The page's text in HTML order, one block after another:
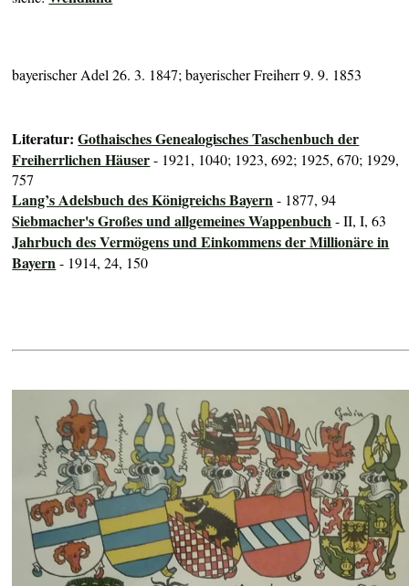
bayerischer Adel 26. 3. 1847; bayerischer Freiherr 9. 9. 1853
Literatur:Gothaisches Genealogisches Taschenbuch der
Freiherrlichen Häuser- 1921, 1040; 1923, 692; 1925, 670; 1929,
757
Lang’s Adelsbuch des Königreichs Bayern- 1877, 94
Siebmacher's Großes und allgemeines Wappenbuch- II, I, 63
Jahrbuch des Vermögens und Einkommens der Millionäre in
Bayern- 1914, 24, 150